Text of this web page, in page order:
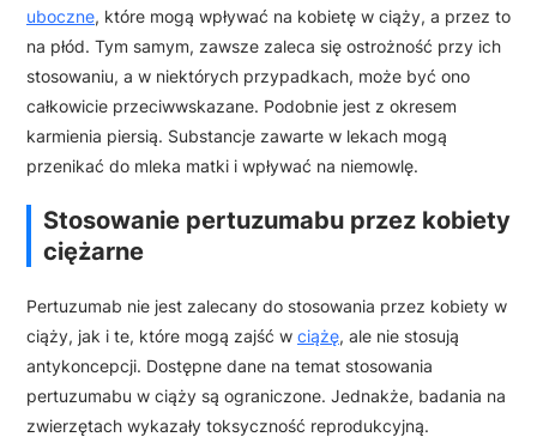
uboczne, które mogą wpływać na kobietę w ciąży, a przez to
na płód. Tym samym, zawsze zaleca się ostrożność przy ich
stosowaniu, a w niektórych przypadkach, może być ono
całkowicie przeciwwskazane. Podobnie jest z okresem
karmienia piersią. Substancje zawarte w lekach mogą
przenikać do mleka matki i wpływać na niemowlę.
Stosowanie pertuzumabu przez kobiety
ciężarne
Pertuzumab nie jest zalecany do stosowania przez kobiety w
ciąży, jak i te, które mogą zajść w ciążę, ale nie stosują
antykoncepcji. Dostępne dane na temat stosowania
pertuzumabu w ciąży są ograniczone. Jednakże, badania na
zwierzętach wykazały toksyczność reprodukcyjną.